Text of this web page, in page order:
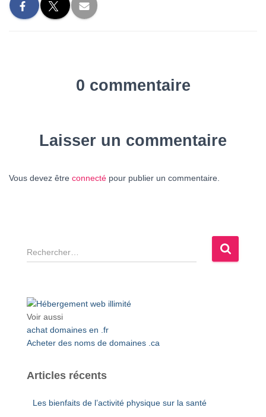
0 commentaire
Laisser un commentaire
Vous devez être connecté pour publier un commentaire.
R
e
e
r
h
Voir aussi
achat domaines en .fr
Acheter des noms de domaines .ca
Articles récents
Les bienfaits de l’activité physique sur la santé